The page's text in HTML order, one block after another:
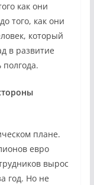
как они
того, как они
который
в развитие
плане.
евро
вырос
год. Но не